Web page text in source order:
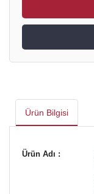
Ürün Bilgisi
Ürün Adı :